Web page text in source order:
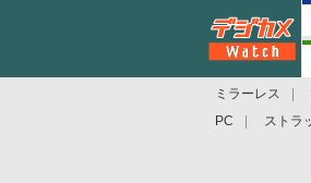
ミラーレス
PC
ストラ